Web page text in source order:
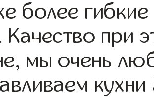
более
Качество при
мы очень